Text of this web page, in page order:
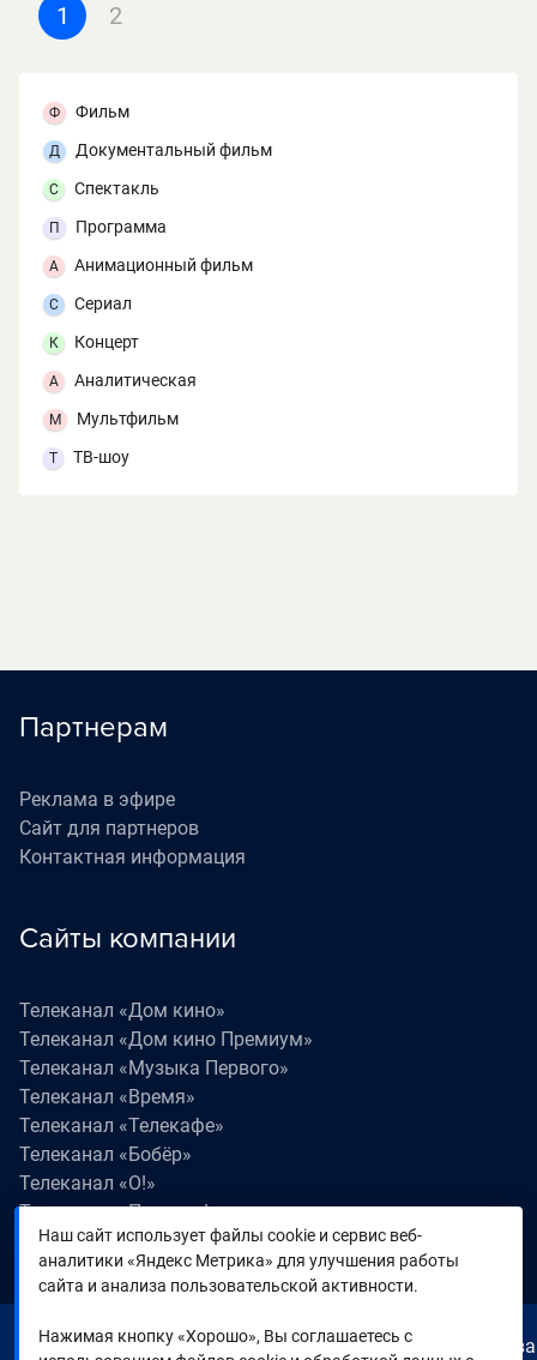
1 2
Ф Фильм
Д Документальный фильм
С Спектакль
П Программа
А Анимационный фильм
С Сериал
К Концерт
А Аналитическая
М Мультфильм
Т ТВ-шоу
Партнерам
Реклама в эфире
Сайт для партнеров
Контактная информация
Сайты компании
Телеканал «Дом кино»
Телеканал «Дом кино Премиум»
Телеканал «Музыка Первого»
Телеканал «Время»
Телеканал «Телекафе»
Телеканал «Бобёр»
Телеканал «О!»
Телеканал «Поехали!»
Телеканал «Победа»
Телеканал «Лапки LIVE»
© 2000—2026. Редакция телеканала «Время». Все права
Наш сайт использует файлы cookie и сервис веб-
аналитики «Яндекс Метрика» для улучшения работы
сайта и анализа пользовательской активности.
Нажимая кнопку «Хорошо», Вы соглашаетесь с